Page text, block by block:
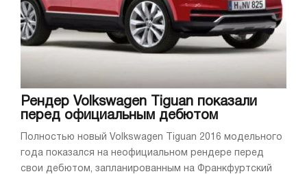
Рендер Volkswagen Tiguan показали
перед официальным дебютом
Полностью новый Volkswagen Tiguan 2016 модельного
года показался на неофициальном рендере перед
свои дебютом, запланированным на Франкфуртский